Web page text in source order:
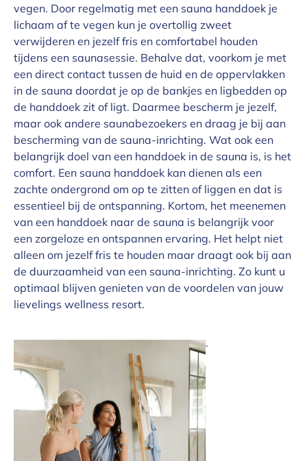
vegen. Door regelmatig met een sauna handdoek je
lichaam af te vegen kun je overtollig zweet
verwijderen en jezelf fris en comfortabel houden
tijdens een saunasessie. Behalve dat, voorkom je met
een direct contact tussen de huid en de oppervlakken
in de sauna doordat je op de bankjes en ligbedden op
de handdoek zit of ligt. Daarmee bescherm je jezelf,
maar ook andere saunabezoekers en draag je bij aan
bescherming van de sauna-inrichting. Wat ook een
belangrijk doel van een handdoek in de sauna is, is het
comfort. Een sauna handdoek kan dienen als een
zachte ondergrond om op te zitten of liggen en dat is
essentieel bij de ontspanning. Kortom, het meenemen
van een handdoek naar de sauna is belangrijk voor
een zorgeloze en ontspannen ervaring. Het helpt niet
alleen om jezelf fris te houden maar draagt ook bij aan
de duurzaamheid van een sauna-inrichting. Zo kunt u
optimaal blijven genieten van de voordelen van jouw
lievelings wellness resort.
.